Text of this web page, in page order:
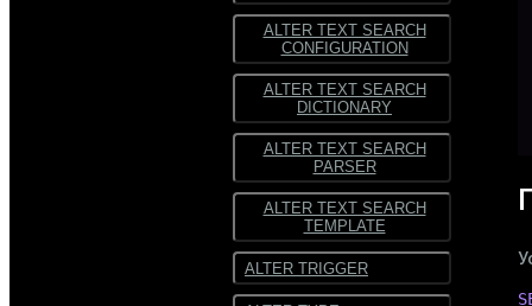
ALTER TEXT SEARCH
CONFIGURATION
ALTER TEXT SEARCH
DICTIONARY
ALTER TEXT SEARCH
PARSER
ALTER TEXT SEARCH
TEMPLATE
ALTER TRIGGER